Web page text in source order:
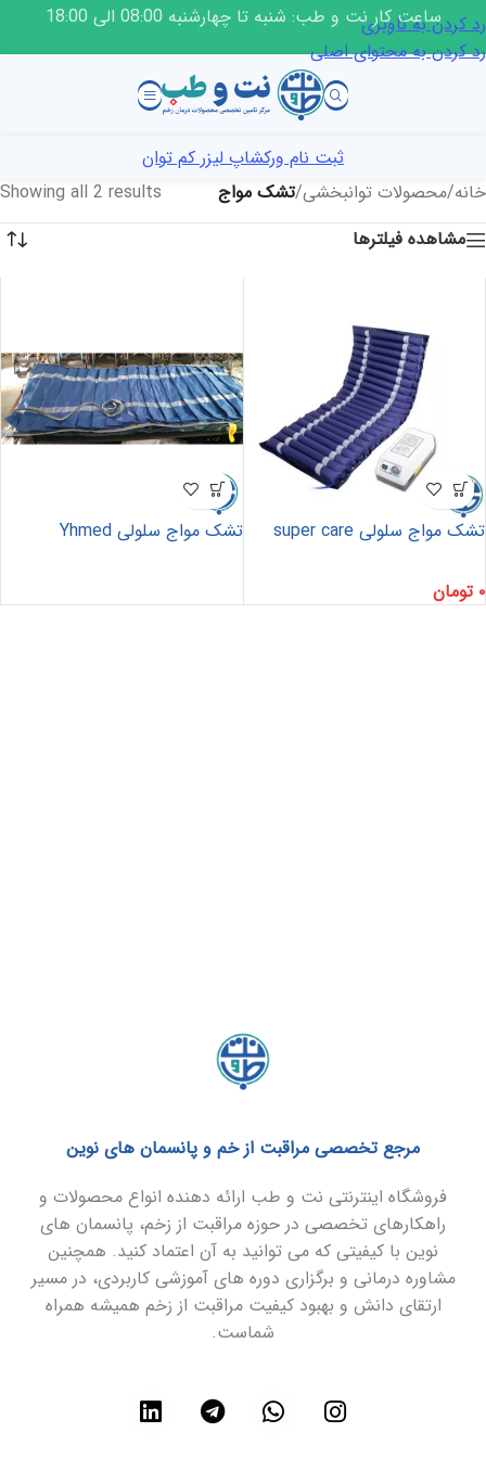
رد کردن به ناوبری
رد کردن به محتوای اصلی
ساعت کار نت و طب: شنبه تا چهارشنبه 08:00 الی 18:00
ثبت نام ورکشاپ لیزر کم توان
خانه/محصولات توانبخشی/تشک مواج
Showing all 2 results
مشاهده فیلترها
تشک مواج سلولی super care
۰ تومان
تشک مواج سلولی Yhmed
مرجع تخصصی مراقبت از خم و پانسمان های نوین
فروشگاه اینترنتی نت و طب ارائه دهنده انواع محصولات و
راهکارهای تخصصی در حوزه مراقبت از زخم، پانسمان های
نوین با کیفیتی که می توانید به آن اعتماد کنید. همچنین
مشاوره درمانی و برگزاری دوره های آموزشی کاربردی، در مسیر
ارتقای دانش و بهبود کیفیت مراقبت از زخم همیشه همراه
شماست.